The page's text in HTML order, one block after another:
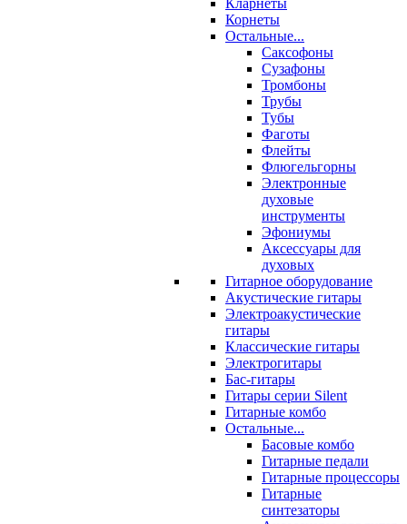
Кларнеты
Корнеты
Остальные...
Саксофоны
Сузафоны
Тромбоны
Трубы
Тубы
Фаготы
Флейты
Флюгельгорны
Электронные
духовые
инструменты
Эфониумы
Аксессуары для
духовых
Гитарное оборудование
Акустические гитары
Электроакустические
гитары
Классические гитары
Электрогитары
Бас-гитары
Гитары серии Silent
Гитарные комбо
Остальные...
Басовые комбо
Гитарные педали
Гитарные процессоры
Гитарные
синтезаторы